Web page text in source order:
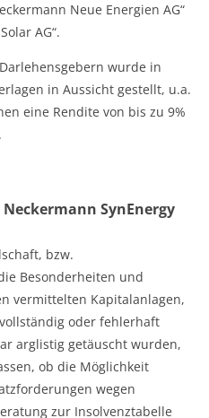
Neue Energien AG“
AG“.
wurde in
in Aussicht gestellt, u.a.
eine Rendite von bis zu 9%
SynEnergy
bzw.
Besonderheiten und
vermittelten Kapitalanlagen,
oder fehlerhaft
arglistig getäuscht wurden,
ob die Möglichkeit
wegen
zur Insolvenztabelle